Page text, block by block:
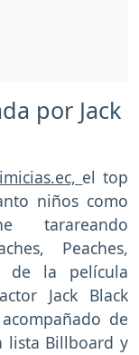
por Jack
el top
niños como
tarareando
Peaches,
de la película
Jack Black
de
lista Billboard y